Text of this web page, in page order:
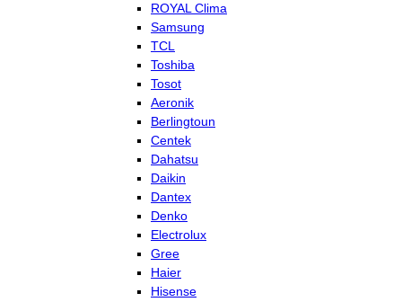
ROYAL Clima
Samsung
TCL
Toshiba
Tosot
Aeronik
Berlingtoun
Centek
Dahatsu
Daikin
Dantex
Denko
Electrolux
Gree
Haier
Hisense